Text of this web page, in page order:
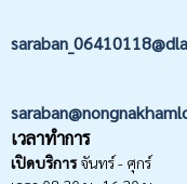
เวลาทำการ
เปิดบริการจันทร์ - ศุกร์